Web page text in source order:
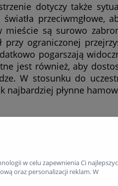
dotyczy także
przeciwmgłowe,
mieście są surowo
przy ograniczonej
pogarszają
jest również, aby
W stosunku do
najbardziej płynne
mgła bądź rzęsisty
wszystkie znaki
w celu zapewnienia Ci
oraz personalizacji reklam. W